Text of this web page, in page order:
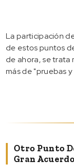
La participación
de estos puntos
de ahora, se trata
más de "pruebas
Otro Punto
Gran